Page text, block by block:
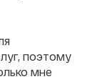
поэтому
мне